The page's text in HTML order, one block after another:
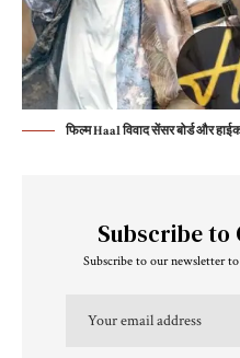
फिल्म Haal विवाद सेंसर बोर्ड और
Subscribe to
Subscribe to our newsletter